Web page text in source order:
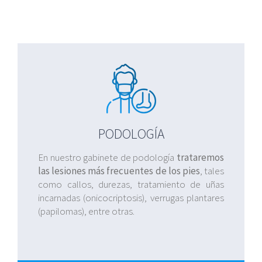
PODOLOGÍA
En nuestro gabinete de podología trataremos
las lesiones más frecuentes de los pies, tales
como callos, durezas, tratamiento de uñas
incarnadas (onicocriptosis), verrugas plantares
(papilomas), entre otras.